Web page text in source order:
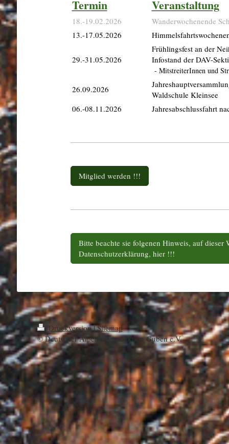
Termin Veranstaltung
18.-19.02.2026
Wanderwochenende
13.-17.05.2026
29.-31.05.2026
Frühlingsfest an der
Infostand der DAV-
- MitstreiterInnen und
26.09.2026
Waldschule Kleinsee
06.-08.11.2026
Jahresabschlussfahrt
Mitglied werden !!!
Bitte beachte sie folgenen Hinweis, auf
Datenschutzerklärung, hier !!!
Druckversion| Sitemap
© Deutscher Alpenverein Sektion Guben e.V.